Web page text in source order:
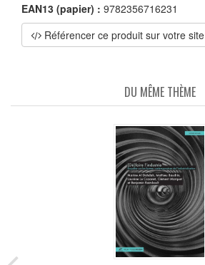
EAN13 (papier) : 9782356716231
Référencer ce produit sur votre site
DU MÊME THÈME